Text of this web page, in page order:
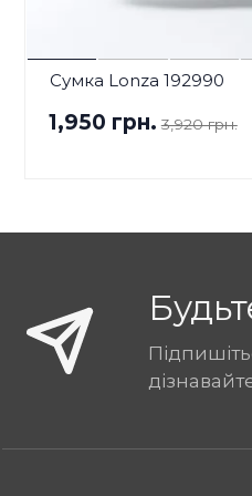
Сумка Lonza 192990
1,950 грн. 3,920 грн.